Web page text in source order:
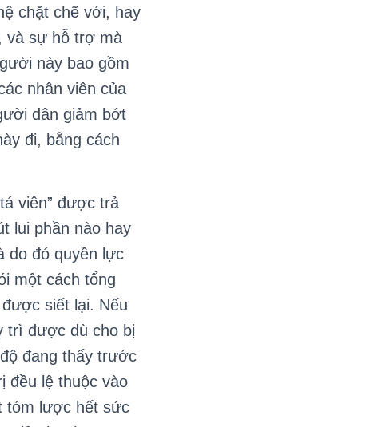
chặt chẽ với, hay
và sự hỗ trợ mà
này bao gồm
nhân viên của
dân giảm bớt
đi, bằng cách
viên” được trả
lui phần nào hay
do đó quyền lực
một cách tổng
siết lại. Nếu
trì được dù cho bị
đang thấy trước
đều lệ thuộc vào
tóm lược hết sức